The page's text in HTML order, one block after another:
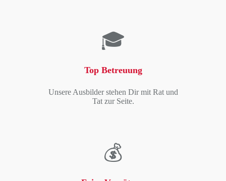
🎓
Top Betreuung
Unsere Ausbilder stehen Dir mit Rat und
Tat zur Seite.
💰